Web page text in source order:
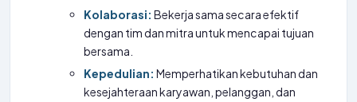
Kolaborasi: Bekerja sama secara efektif
dengan tim dan mitra untuk mencapai tujuan
bersama.
Kepedulian: Memperhatikan kebutuhan dan
kesejahteraan karyawan, pelanggan, dan